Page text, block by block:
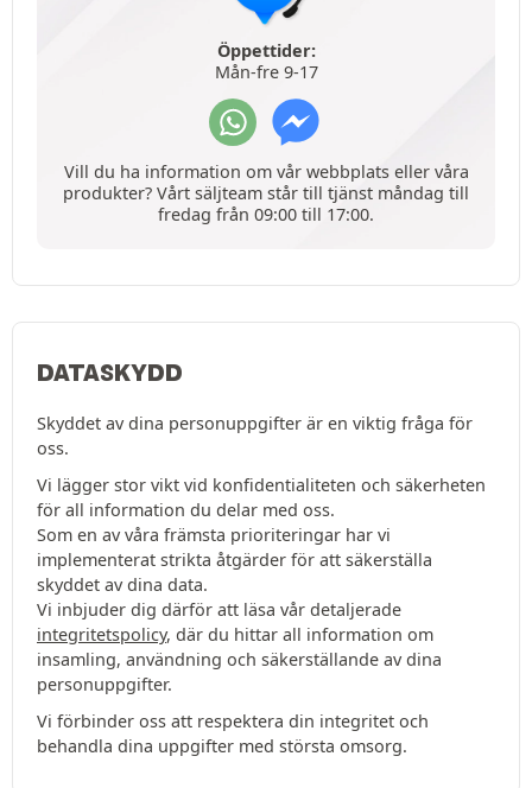
Öppettider:
Mån-fre 9-17
Vill du ha information om vår webbplats eller våra
produkter? Vårt säljteam står till tjänst måndag till
fredag från 09:00 till 17:00.
DATASKYDD
Skyddet av dina personuppgifter är en viktig fråga för
oss.
Vi lägger stor vikt vid konfidentialiteten och säkerheten
för all information du delar med oss.
Som en av våra främsta prioriteringar har vi
implementerat strikta åtgärder för att säkerställa
skyddet av dina data.
Vi inbjuder dig därför att läsa vår detaljerade
integritetspolicy, där du hittar all information om
insamling, användning och säkerställande av dina
personuppgifter.
Vi förbinder oss att respektera din integritet och
behandla dina uppgifter med största omsorg.